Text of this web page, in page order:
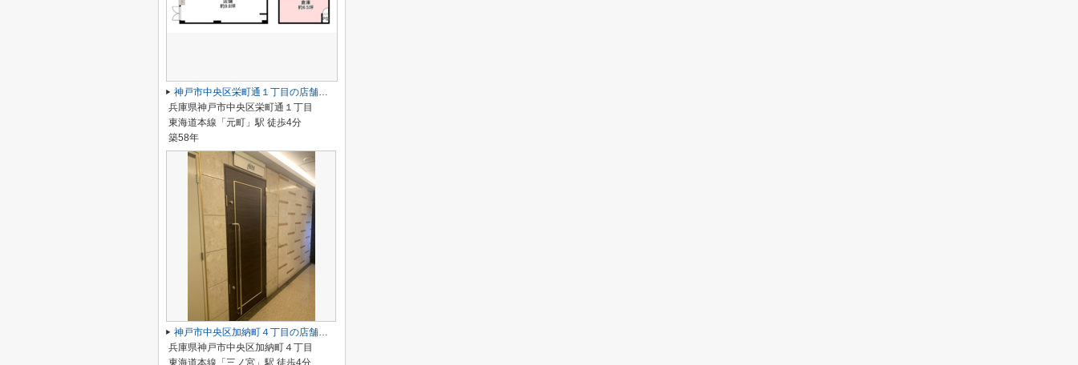
神戸市中央区栄町通１丁目の店舗一部
兵庫県神戸市中央区栄町通１丁目
東海道本線「元町」駅 徒歩4分
築58年
神戸市中央区加納町４丁目の店舗一部
兵庫県神戸市中央区加納町４丁目
東海道本線「三ノ宮」駅 徒歩4分